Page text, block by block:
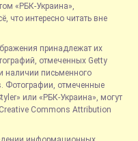
«РБК-Украина»,
что интересно читать вне
принадлежат их
отмеченных Getty
наличии письменного
Фотографии, отмеченные
или «РБК-Украина», могут
Commons Attribution